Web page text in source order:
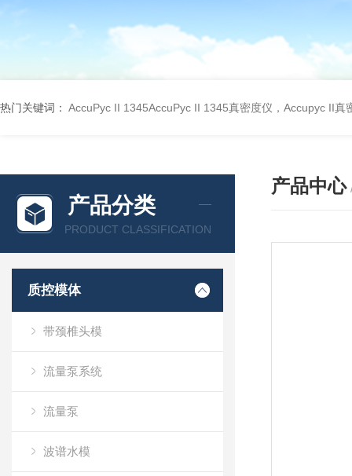
热门关键词： AccuPyc II 1345AccuPyc II 1345真密度仪，Accupyc II真
产品分类
PRODUCT CLASSIFICATION
质控模体
带颈椎头模
流量泵系统
流量泵
波谱水模
产品中心